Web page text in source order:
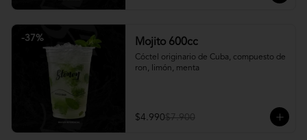
-37% Mojito 600cc
Cóctel originario de Cuba, compuesto de
ron, limón, menta
$4.990$7.900